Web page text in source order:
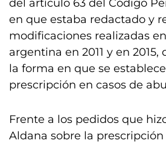
del artículo 63 del Código
en que estaba redactado y
modificaciones realizadas
argentina en 2011 y en
la forma en que se
prescripción en casos de
Frente a los pedidos que
Aldana sobre la